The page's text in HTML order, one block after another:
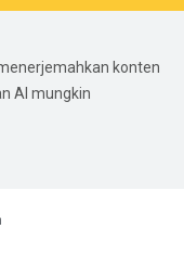
konten
AI mungkin